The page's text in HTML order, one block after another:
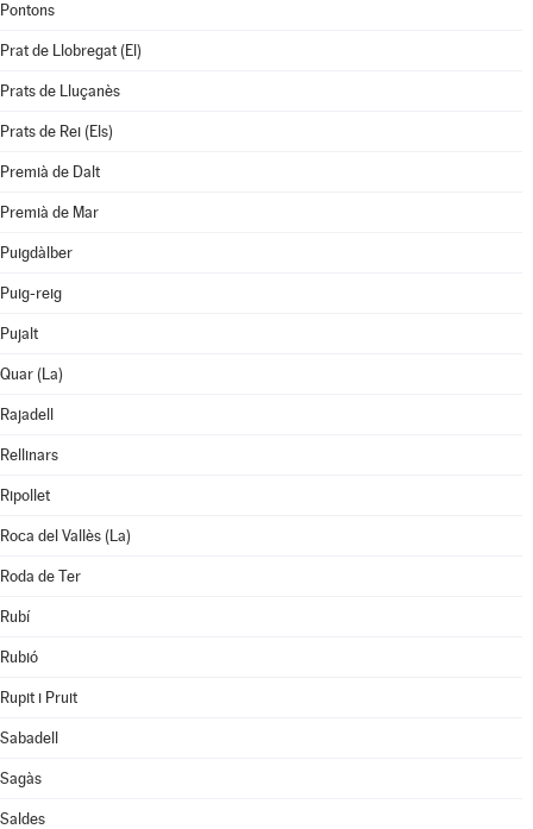
Pontons
Prat de Llobregat (El)
Prats de Lluçanès
Prats de Rei (Els)
Premià de Dalt
Premià de Mar
Puigdàlber
Puig-reig
Pujalt
Quar (La)
Rajadell
Rellinars
Ripollet
Roca del Vallès (La)
Roda de Ter
Rubí
Rubió
Rupit i Pruit
Sabadell
Sagàs
Saldes